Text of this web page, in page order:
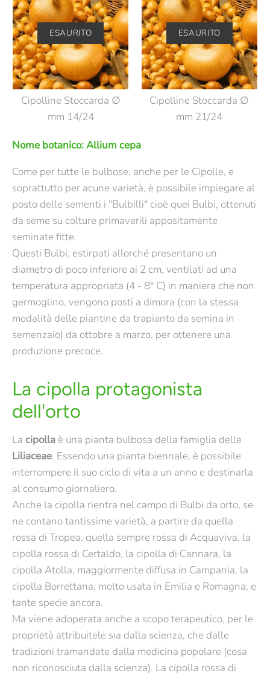
Cipolline Bianche ∅
mm 12/24 - Snow Ball
€6,55
Contattaci per avere informazioni su questo
prodotto
Scopri di più
Cipolline Corrado F1 ∅
mm 14/24
€3,50
Contattaci per avere informazioni su questo
prodotto
Scopri di più
Cipolline Long Sturon
∅ Mm 14/24
Contattaci per avere informazioni su questo
prodotto
Scopri di più
Cipolline Rosse ∅ mm
12/24
Contattaci per avere informazioni su questo
prodotto
Scopri di più
ESAURITO
Cipolline Stoccarda ∅
mm 14/24
ESAURITO
Cipolline Stoccarda ∅
mm 14/24
€3,00
Contattaci per avere informazioni su questo
prodotto
Scopri di più
ESAURITO
Cipolline Stoccarda ∅
mm 21/24
ESAURITO
Cipolline Stoccarda ∅
mm 21/24
€2,60
Contattaci per avere informazioni su questo
prodotto
Scopri di più
Nome botanico: Allium cepa
Come per tutte le bulbose, anche per le Cipolle, e
soprattutto per acune varietà, è possibile impiegare al
posto delle sementi i "Bulbilli" cioè quei Bulbi, ottenuti
da seme su colture primaverili appositamente
seminate fitte.
Questi Bulbi, estirpati allorché presentano un
diametro di poco inferiore ai 2 cm, ventilati ad una
temperatura appropriata (4 - 8° C) in maniera che non
germoglino, vengono posti a dimora (con la stessa
modalità delle piantine da trapianto da semina in
semenzaio) da ottobre a marzo, per ottenere una
produzione precoce.
La cipolla protagonista
dell'orto
La cipolla è una pianta bulbosa della famiglia delle
Liliaceae. Essendo una pianta biennale, è possibile
interrompere il suo ciclo di vita a un anno e destinarla
al consumo giornaliero.
Anche la cipolla rientra nel campo di Bulbi da orto, se
ne contano tantissime varietà, a partire da quella
rossa di Tropea, quella sempre rossa di Acquaviva, la
cipolla rossa di Certaldo, la cipolla di Cannara, la
cipolla Atolla, maggiormente diffusa in Campania, la
cipolla Borrettana, molto usata in Emilia e Romagna, e
tante specie ancora.
Ma viene adoperata anche a scopo terapeutico, per le
proprietà attribuitele sia dalla scienza, che dalle
tradizioni tramandate dalla medicina popolare (cosa
non riconosciuta dalla scienza). La cipolla rossa di